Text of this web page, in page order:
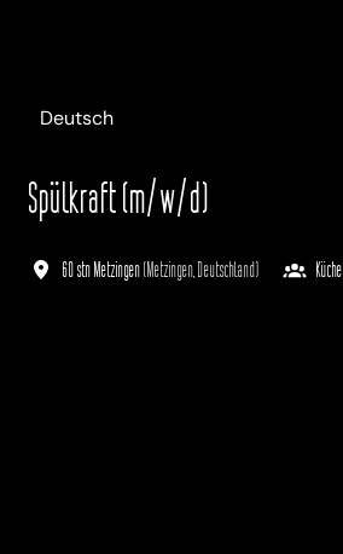
Deutsch
Spülkraft (m/w/d)
60 stn Metzingen Metzingen Deutschland) Küche